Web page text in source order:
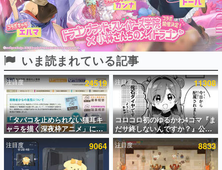
インタビュー
連載・特集一覧
殿堂入り記事
SNS拡散数が数千以上！ ページビュー数万以上！ などな
ど。多くの人々に読まれた、電ファミ渾身の“殿堂入り”記
事をまとめました。
ゲームの企画書
名作ゲームクリエイターの方々に製作時のエピソードをお
聞きし、ヒットする企画（ゲーム）とは何か？を探ってい
きます。
赫本
この物語を解いてはいけない。『赫本』は、〈試験問題〉
の形をした短編ホラー小説集です。
いま読まれている記事
注目度 24519
「タバコを止められない猫耳キ
ャラを描く深夜枠アニメ」に視
聴者の一部から批判意見。違法
薬物の使用と思わしき描写も含
めて、BPOが議論を交わす
注目度 11308
コロコロ初のゆるかわ4コマ『ま
だサ終しないんですか？』公開
スタート。主人公は新入社員の
侘石ダイヤ、ゲーム会社を舞台
にトラブルへ対応する社員たち
を描く
注目度 9064 注目度 8833